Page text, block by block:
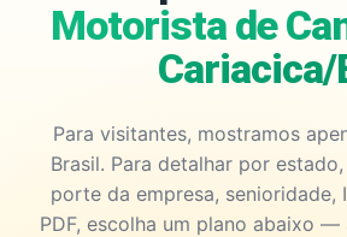
Motorista de
Cariacica/
Para visitantes, mostramos
Brasil. Para detalhar por
porte da empresa, senioridade,
PDF, escolha um plano abaixo —